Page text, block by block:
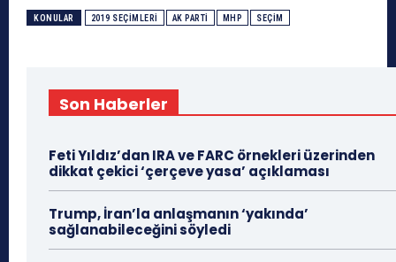
KONULAR 2019 SEÇIMLERI AK PARTI MHP SEÇIM
Son Haberler
Feti Yıldız’dan IRA ve FARC örnekleri üzerinden
dikkat çekici ‘çerçeve yasa’ açıklaması
Trump, İran’la anlaşmanın ‘yakında’
sağlanabileceğini söyledi